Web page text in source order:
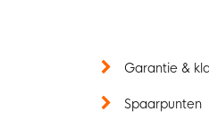
Garantie &
Spaarpunten